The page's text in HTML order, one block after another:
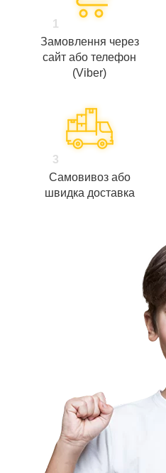
1
Замовлення через
сайт або телефон
(Viber)
3
Самовивоз або
швидка доставка